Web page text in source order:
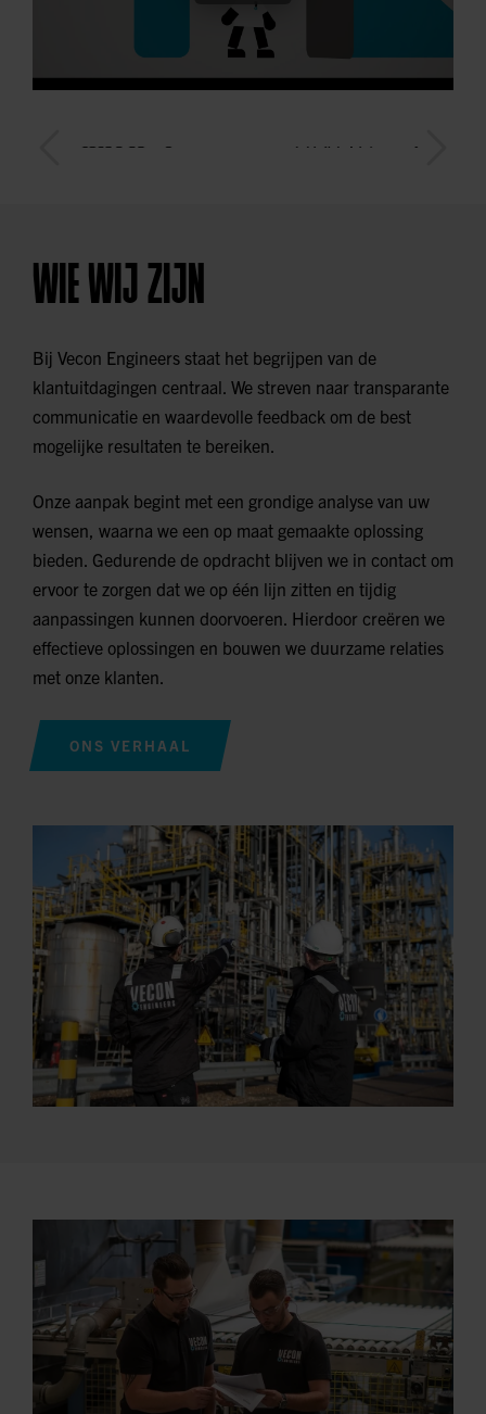
WIE WIJ ZIJN
Bij Vecon Engineers staat het begrijpen van de
klantuitdagingen centraal. We streven naar transparante
communicatie en waardevolle feedback om de best
mogelijke resultaten te bereiken.
Onze aanpak begint met een grondige analyse van uw
wensen, waarna we een op maat gemaakte oplossing
bieden. Gedurende de opdracht blijven we in contact om
ervoor te zorgen dat we op één lijn zitten en tijdig
aanpassingen kunnen doorvoeren. Hierdoor creëren we
effectieve oplossingen en bouwen we duurzame relaties
met onze klanten.
ONS VERHAAL